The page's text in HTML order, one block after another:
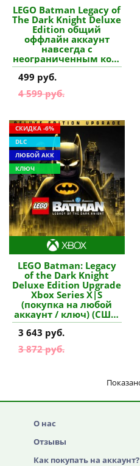
LEGO Batman Legacy of
The Dark Knight Deluxe
Edition общий
оффлайн аккаунт
навсегда с
неограниченным кол-
вом активаций в
Steam купить
499 руб.
4 599 руб.
СКИДКА -6%
DLC
ЛЮБОЙ АКК
КЛЮЧ
LEGO Batman: Legacy
of the Dark Knight
Deluxe Edition Upgrade
Xbox Series X|S
(покупка на любой
аккаунт / ключ) (США)
купить дополнение
3 643 руб.
3 872 руб.
О нас
Отзывы
Как покупать на аккаунт?